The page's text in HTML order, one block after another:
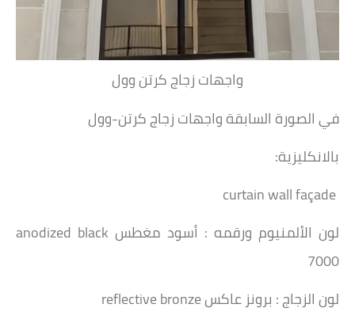
واجهات زجاج كرتن وول
في الصورة السابقة واجهات زجاج كرتن-وول
بالانكليزية:
لون الألمنيوم ورقمه : أسود مغطس anodized black
7000
لون الزجاج : برونز عاكس reflective bronze